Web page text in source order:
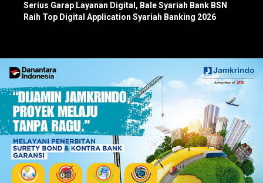
Serius Garap Layanan Digital, Bale Syariah Bank BSN
Raih Top Digital Application Syariah Banking 2026